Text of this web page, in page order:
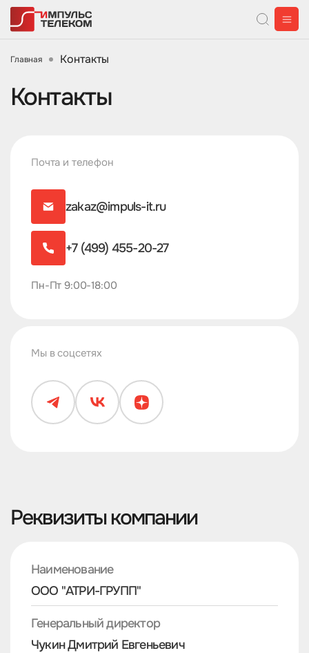
Главная Контакты
Контакты
Почта и телефон
zakaz@impuls-it.ru
+7 (499) 455-20-27
Пн-Пт 9:00-18:00
Мы в соцсетях
Реквизиты компании
Наименование
ООО "АТРИ-ГРУПП"
Генеральный директор
Чукин Дмитрий Евгеньевич